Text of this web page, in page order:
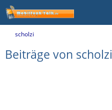
scholzi
Beiträge von scholzi